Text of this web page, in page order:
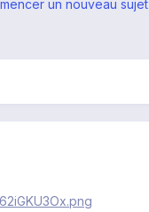
un nouveau sujet